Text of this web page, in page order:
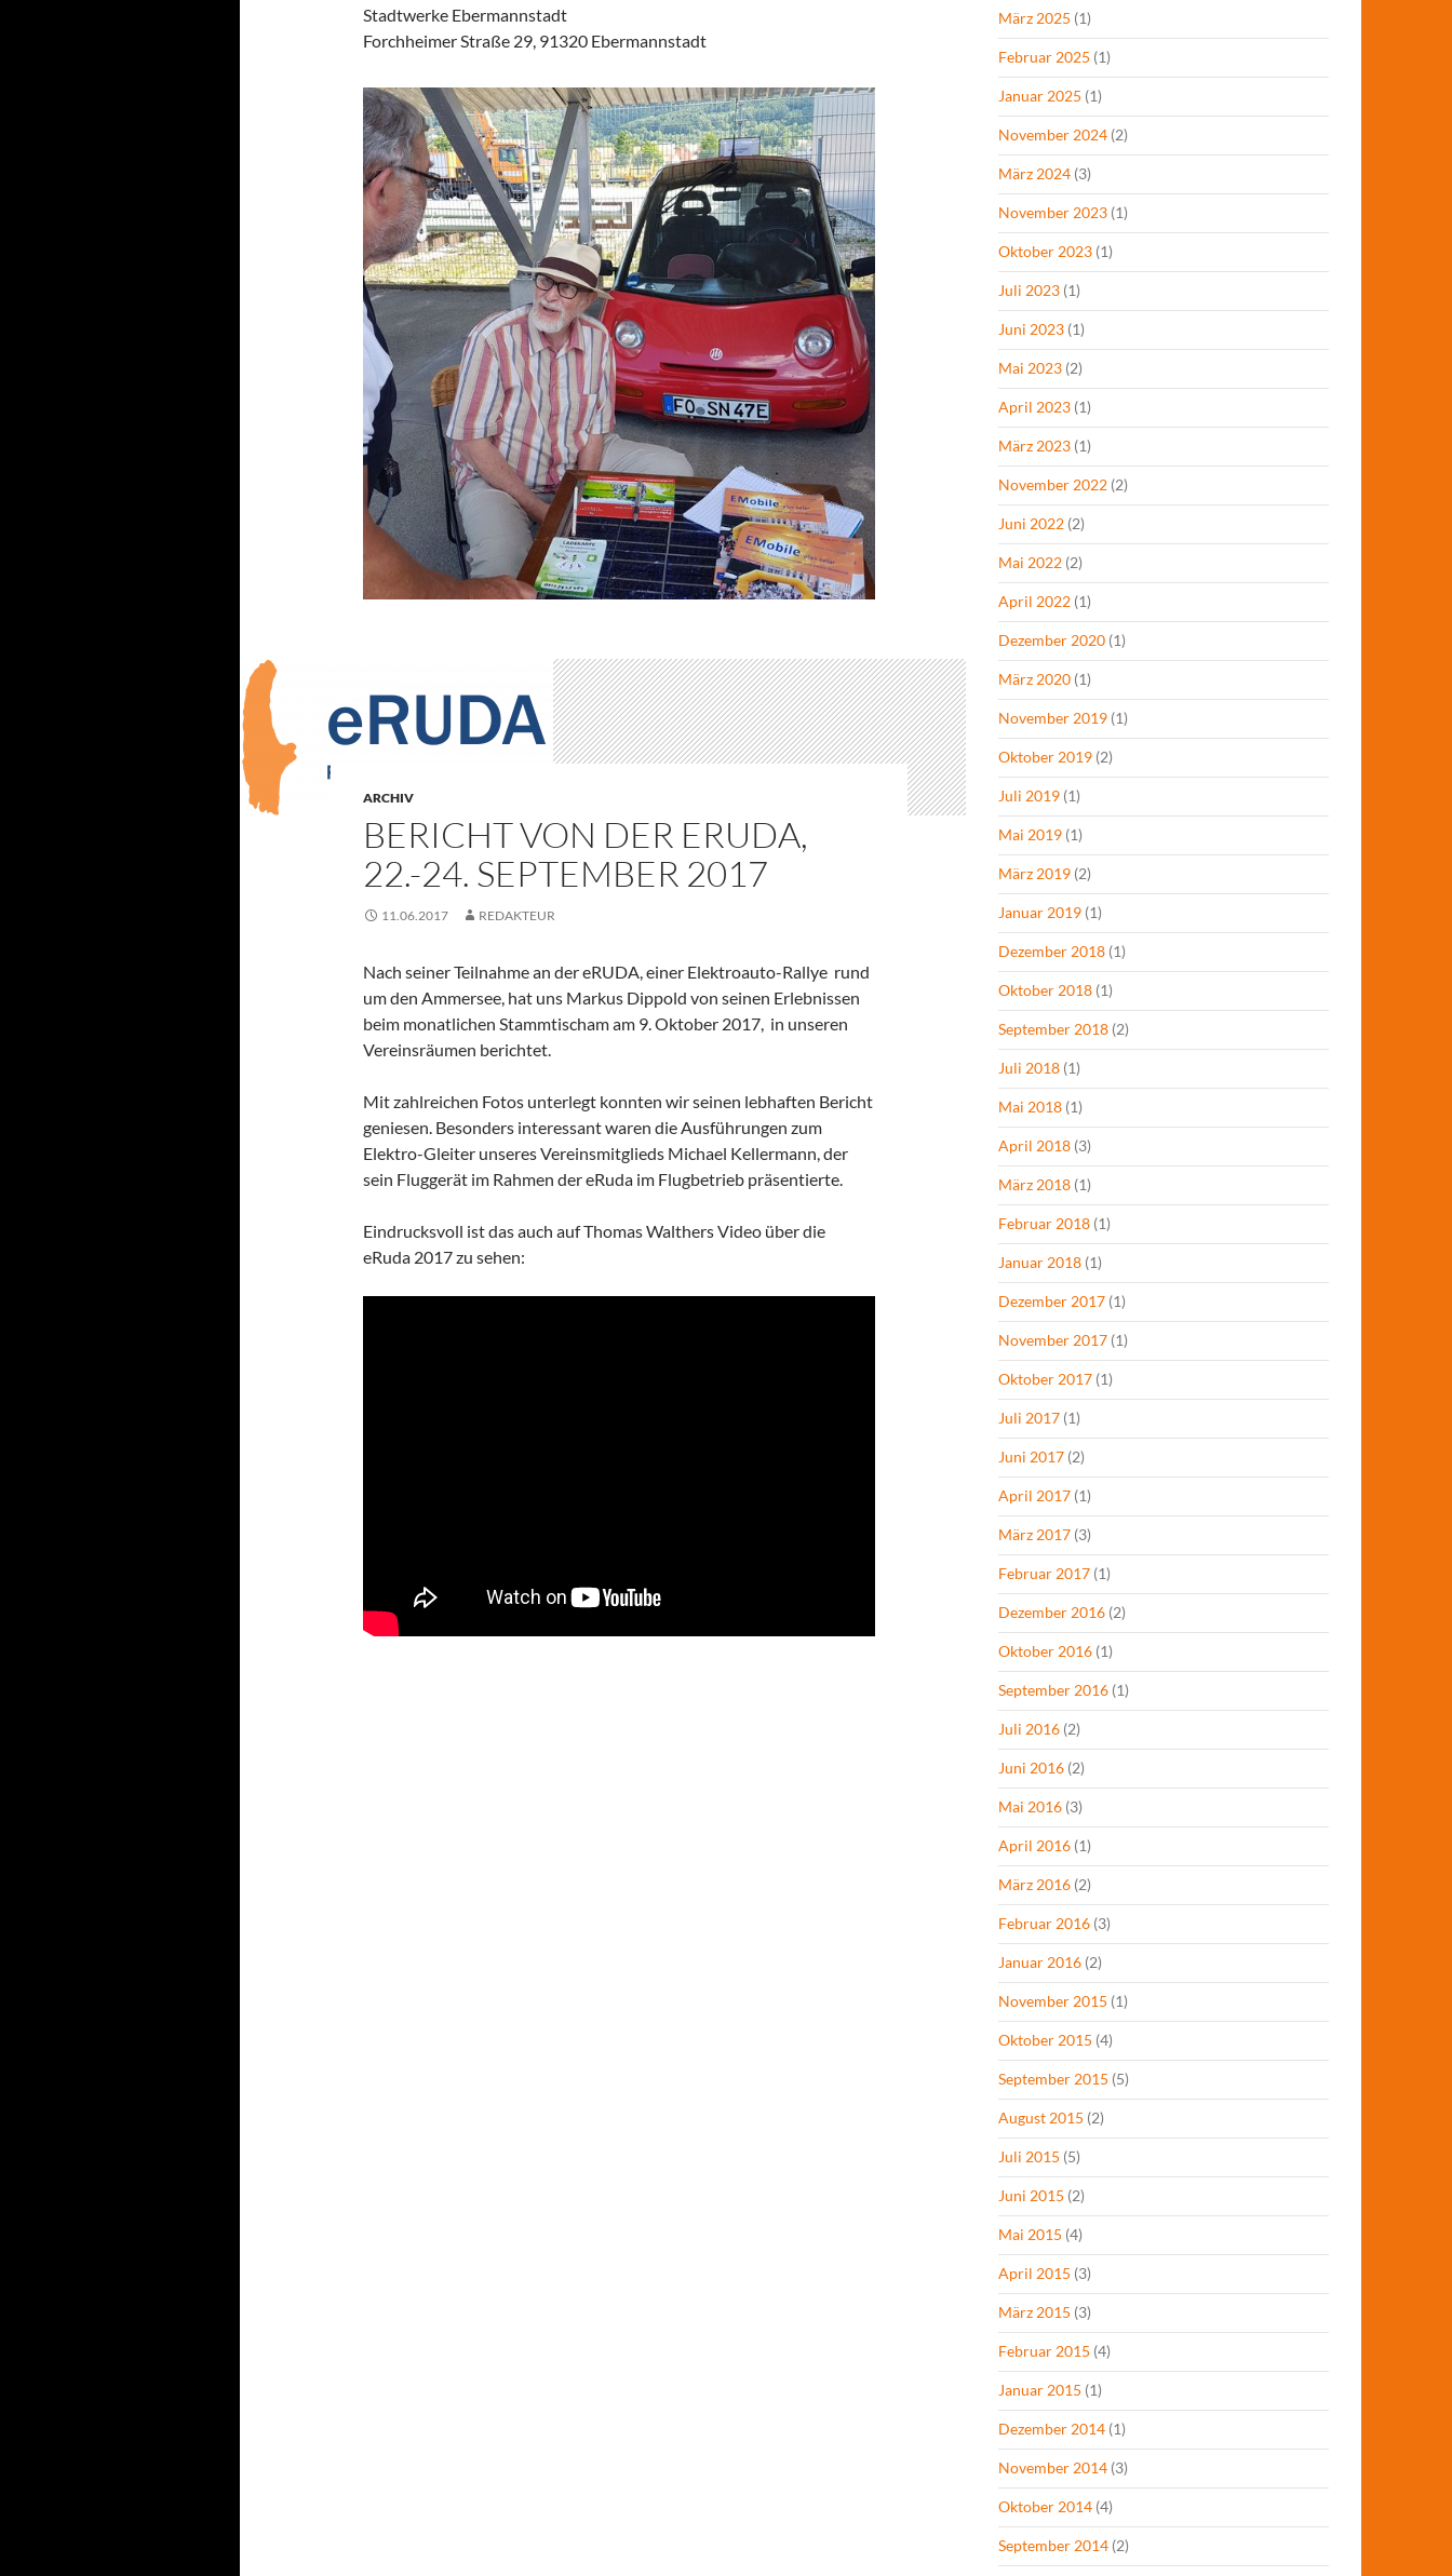
Stadtwerke Ebermannstadt
Forchheimer Straße 29, 91320 Ebermannstadt
ARCHIV
BERICHT VON DER ERUDA,
22.-24. SEPTEMBER 2017
11.06.2017 REDAKTEUR
Nach seiner Teilnahme an der eRUDA, einer Elektroauto-Rallye rund
um den Ammersee, hat uns Markus Dippold von seinen Erlebnissen
beim monatlichen Stammtischam am 9. Oktober 2017, in unseren
Vereinsräumen berichtet.
Mit zahlreichen Fotos unterlegt konnten wir seinen lebhaften Bericht
geniesen. Besonders interessant waren die Ausführungen zum
Elektro-Gleiter unseres Vereinsmitglieds Michael Kellermann, der
sein Fluggerät im Rahmen der eRuda im Flugbetrieb präsentierte.
Eindrucksvoll ist das auch auf Thomas Walthers Video über die
eRuda 2017 zu sehen:
März 2025 (1)
Februar 2025 (1)
Januar 2025 (1)
November 2024 (2)
März 2024 (3)
November 2023 (1)
Oktober 2023 (1)
Juli 2023 (1)
Juni 2023 (1)
Mai 2023 (2)
April 2023 (1)
März 2023 (1)
November 2022 (2)
Juni 2022 (2)
Mai 2022 (2)
April 2022 (1)
Dezember 2020 (1)
März 2020 (1)
November 2019 (1)
Oktober 2019 (2)
Juli 2019 (1)
Mai 2019 (1)
März 2019 (2)
Januar 2019 (1)
Dezember 2018 (1)
Oktober 2018 (1)
September 2018 (2)
Juli 2018 (1)
Mai 2018 (1)
April 2018 (3)
März 2018 (1)
Februar 2018 (1)
Januar 2018 (1)
Dezember 2017 (1)
November 2017 (1)
Oktober 2017 (1)
Juli 2017 (1)
Juni 2017 (2)
April 2017 (1)
März 2017 (3)
Februar 2017 (1)
Dezember 2016 (2)
Oktober 2016 (1)
September 2016 (1)
Juli 2016 (2)
Juni 2016 (2)
Mai 2016 (3)
April 2016 (1)
März 2016 (2)
Februar 2016 (3)
Januar 2016 (2)
November 2015 (1)
Oktober 2015 (4)
September 2015 (5)
August 2015 (2)
Juli 2015 (5)
Juni 2015 (2)
Mai 2015 (4)
April 2015 (3)
März 2015 (3)
Februar 2015 (4)
Januar 2015 (1)
Dezember 2014 (1)
November 2014 (3)
Oktober 2014 (4)
September 2014 (2)